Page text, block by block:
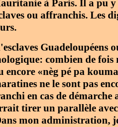
à Paris. Il a pu
ou affranchis. Les
combien de
encore «nèg pé pa
ne le sont pas
en cas de
tirer un parallèle
mon administration,